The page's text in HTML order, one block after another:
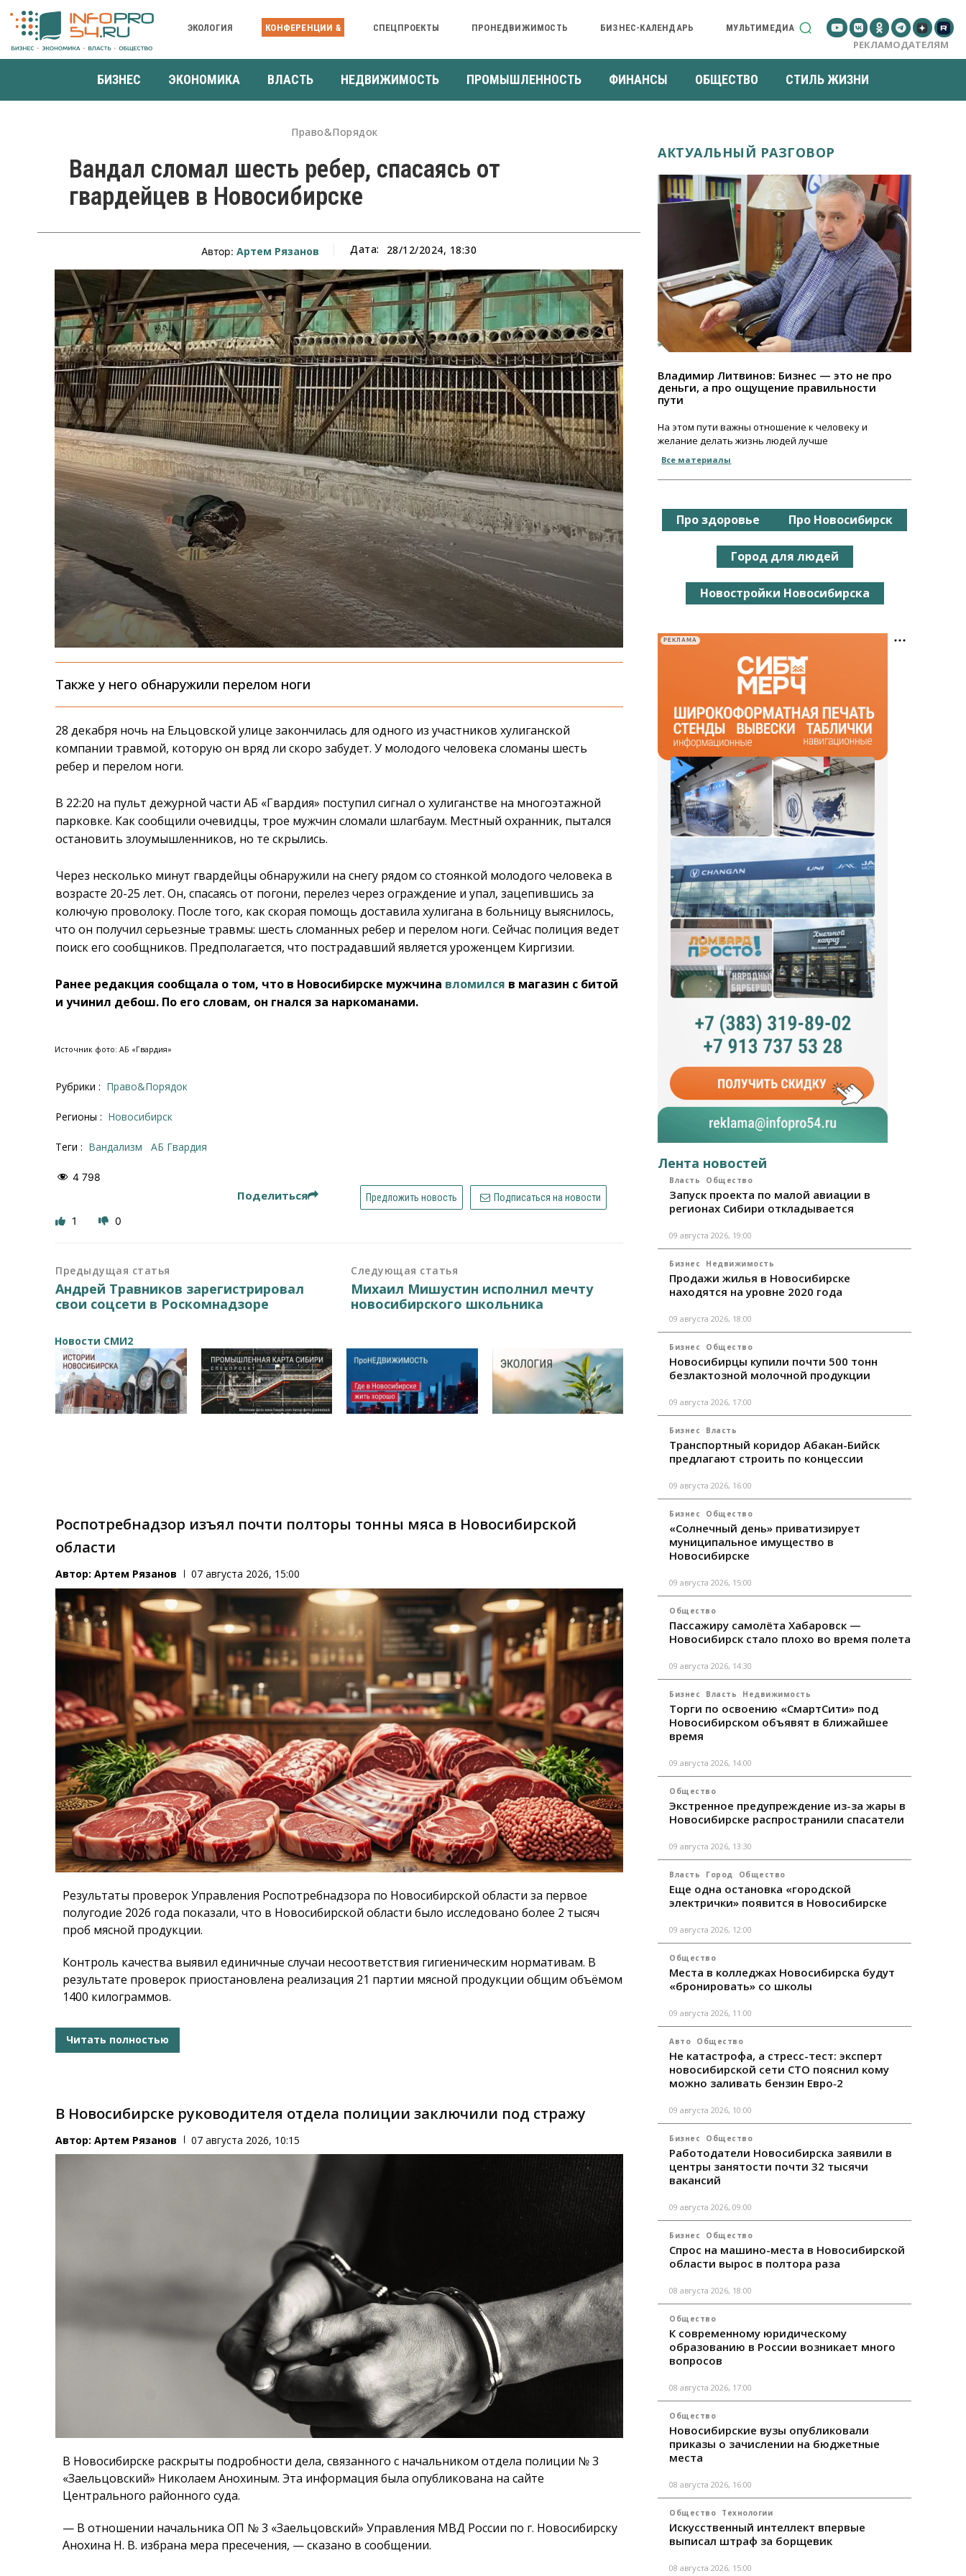
ЭКОЛОГИЯ КОНФЕРЕНЦИИ & СПЕЦПРОЕКТЫ ПРОНЕДВИЖИМОСТЬ БИЗНЕС-КАЛЕНДАРЬ МУЛЬТИМЕДИА
РЕКЛАМОДАТЕЛЯМ
БИЗНЕС ЭКОНОМИКА ВЛАСТЬ НЕДВИЖИМОСТЬ ПРОМЫШЛЕННОСТЬ ФИНАНСЫ ОБЩЕСТВО СТИЛЬ ЖИЗНИ
Право&Порядок
Вандал сломал шесть ребер, спасаясь от
гвардейцев в Новосибирске
Автор:Артем Рязанов Дата: 28/12/2024, 18:30
Также у него обнаружили перелом ноги
28 декабря ночь на Ельцовской улице закончилась для одного из участников хулиганской
компании травмой, которую он вряд ли скоро забудет. У молодого человека сломаны шесть
ребер и перелом ноги.
В 22:20 на пульт дежурной части АБ «Гвардия» поступил сигнал о хулиганстве на многоэтажной
парковке. Как сообщили очевидцы, трое мужчин сломали шлагбаум. Местный охранник, пытался
остановить злоумышленников, но те скрылись.
Через несколько минут гвардейцы обнаружили на снегу рядом со стоянкой молодого человека в
возрасте 20-25 лет. Он, спасаясь от погони, перелез через ограждение и упал, зацепившись за
колючую проволоку. После того, как скорая помощь доставила хулигана в больницу выяснилось,
что он получил серьезные травмы: шесть сломанных ребер и перелом ноги. Сейчас полиция ведет
поиск его сообщников. Предполагается, что пострадавший является уроженцем Киргизии.
Ранее редакция сообщала о том, что в Новосибирске мужчина вломился в магазин с битой
и учинил дебош. По его словам, он гнался за наркоманами.
Источник фото: АБ «Гвардия»
Рубрики : Право&Порядок
Регионы : Новосибирск
Теги : вандализм АБ Гвардия
4 798
Поделиться Предложить новость Подписаться на новости
1 0
Предыдущая статья
Андрей Травников зарегистрировал
свои соцсети в Роскомнадзоре
Следующая статья
Михаил Мишустин исполнил мечту
новосибирского школьника
Новости СМИ2
Роспотребнадзор изъял почти полторы тонны мяса в Новосибирской
области
Автор:Артем Рязанов 07 августа 2026, 15:00
Результаты проверок Управления Роспотребнадзора по Новосибирской области за первое
полугодие 2026 года показали, что в Новосибирской области было исследовано более 2 тысяч
проб мясной продукции.
Контроль качества выявил единичные случаи несоответствия гигиеническим нормативам. В
результате проверок приостановлена реализация 21 партии мясной продукции общим объёмом
1400 килограммов.
Читать полностью
В Новосибирске руководителя отдела полиции заключили под стражу
Автор:Артем Рязанов 07 августа 2026, 10:15
В Новосибирске раскрыты подробности дела, связанного с начальником отдела полиции № 3
«Заельцовский» Николаем Анохиным. Эта информация была опубликована на сайте
Центрального районного суда.
— В отношении начальника ОП № 3 «Заельцовский» Управления МВД России по г. Новосибирску
Анохина Н. В. избрана мера пресечения, — сказано в сообщении.
АКТУАЛЬНЫЙ РАЗГОВОР
Владимир Литвинов: Бизнес — это не про
деньги, а про ощущение правильности
пути
На этом пути важны отношение к человеку и
желание делать жизнь людей лучше
Все материалы
Про здоровье Про Новосибирск
Город для людей
Новостройки Новосибирска
РЕКЛАМА
Лента новостей
Власть Общество
Запуск проекта по малой авиации в
регионах Сибири откладывается
09 августа 2026, 19:00
Бизнес Недвижимость
Продажи жилья в Новосибирске
находятся на уровне 2020 года
09 августа 2026, 18:00
Бизнес Общество
Новосибирцы купили почти 500 тонн
безлактозной молочной продукции
09 августа 2026, 17:00
Бизнес Власть
Транспортный коридор Абакан-Бийск
предлагают строить по концессии
09 августа 2026, 16:00
Бизнес Общество
«Солнечный день» приватизирует
муниципальное имущество в
Новосибирске
09 августа 2026, 15:00
Общество
Пассажиру самолёта Хабаровск —
Новосибирск стало плохо во время полета
09 августа 2026, 14:30
Бизнес Власть Недвижимость
Торги по освоению «СмартСити» под
Новосибирском объявят в ближайшее
время
09 августа 2026, 14:00
Общество
Экстренное предупреждение из-за жары в
Новосибирске распространили спасатели
09 августа 2026, 13:30
Власть Город Общество
Еще одна остановка «городской
электрички» появится в Новосибирске
09 августа 2026, 12:00
Общество
Места в колледжах Новосибирска будут
«бронировать» со школы
09 августа 2026, 11:00
Авто Общество
Не катастрофа, а стресс-тест: эксперт
новосибирской сети СТО пояснил кому
можно заливать бензин Евро‑2
09 августа 2026, 10:00
Бизнес Общество
Работодатели Новосибирска заявили в
центры занятости почти 32 тысячи
вакансий
09 августа 2026, 09:00
Бизнес Общество
Спрос на машино-места в Новосибирской
области вырос в полтора раза
08 августа 2026, 18:00
Общество
К современному юридическому
образованию в России возникает много
вопросов
08 августа 2026, 17:00
Общество
Новосибирские вузы опубликовали
приказы о зачислении на бюджетные
места
08 августа 2026, 16:00
Общество Технологии
Искусственный интеллект впервые
выписал штраф за борщевик
08 августа 2026, 15:00